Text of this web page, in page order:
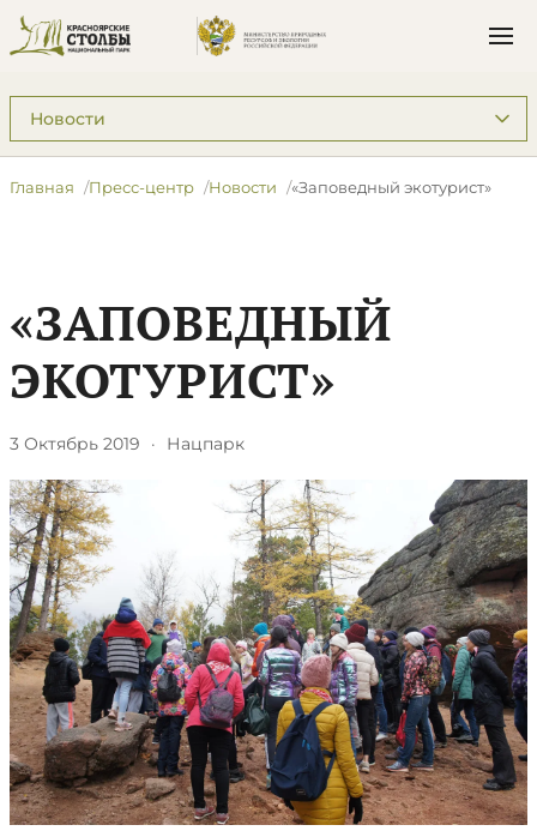
Подразделы: Пресс-центр
Главная Пресс-центр Новости ​«Заповедный экотурист»
​«ЗАПОВЕДНЫЙ
ЭКОТУРИСТ»
3 Октябрь 2019 · Нацпарк